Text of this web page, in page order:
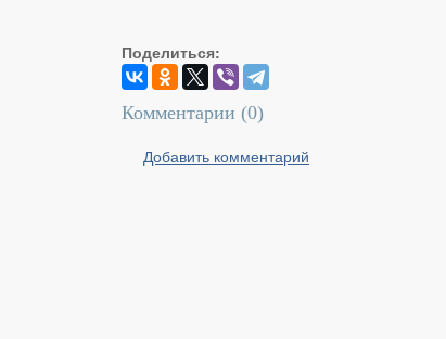
Поделиться:
Комментарии (0)
Добавить комментарий